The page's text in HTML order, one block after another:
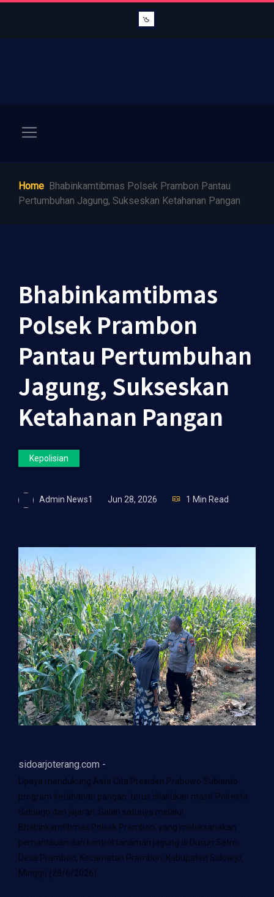
Home Bhabinkamtibmas Polsek Prambon Pantau
Pertumbuhan Jagung, Sukseskan Ketahanan Pangan
Bhabinkamtibmas
Polsek Prambon
Pantau Pertumbuhan
Jagung, Sukseskan
Ketahanan Pangan
Kepolisian
Admin News1 Jun 28, 2026 1 Min Read
sidoarjoterang.com -
Upaya mendukung Asta Cita Presiden Prabowo Subianto
program ketahanan pangan, terus dilakukan masif Polresta
Sidoarjo dan jajaran. Salah satunya melalui
Bhabinkamtibmas Polsek Prambon, yang melaksanakan
pemantauan dan kontrol tanaman jagung di Dusun Setro,
Desa Prambon, Kecamatan Prambon, Kabupaten Sidoarjo,
Minggu (28/6/2026).